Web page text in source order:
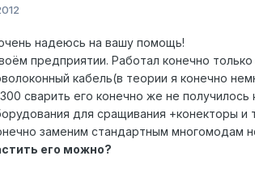
надеюсь на вашу помощь!
предприятии. Работал конечно
кабель(в теории я конечно
сварить его конечно же не
для сращивания +конекторы и
заменим стандартным многомодам
его можно?